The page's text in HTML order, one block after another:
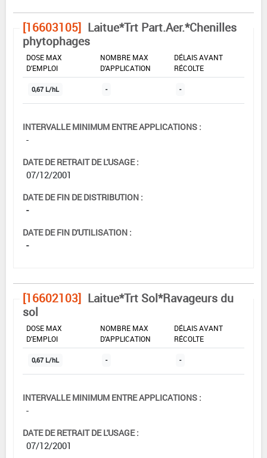
[16603105] Laitue*Trt Part.Aer.*Chenilles
phytophages
DOSE MAX
D'EMPLOI
NOMBRE MAX
D'APPLICATION
DÉLAIS AVANT
RÉCOLTE
0,67 L/hL - -
INTERVALLE MINIMUM ENTRE APPLICATIONS :
-
DATE DE RETRAIT DE L'USAGE :
07/12/2001
DATE DE FIN DE DISTRIBUTION :
-
DATE DE FIN D'UTILISATION :
-
[16602103] Laitue*Trt Sol*Ravageurs du
sol
DOSE MAX
D'EMPLOI
NOMBRE MAX
D'APPLICATION
DÉLAIS AVANT
RÉCOLTE
0,67 L/hL - -
INTERVALLE MINIMUM ENTRE APPLICATIONS :
-
DATE DE RETRAIT DE L'USAGE :
07/12/2001